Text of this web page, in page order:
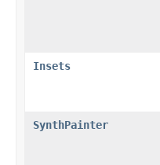
Insets
SynthPainter